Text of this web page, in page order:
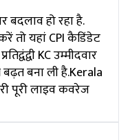
हो रहा है.
तो यहां CPI कैडिंडेट
KC उम्मीदवार
बना ली है.Kerala
पूरी लाइव कवरेज